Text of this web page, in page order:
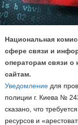
Национальная
сфере связи и
операторам связи о
сайтам.
Уведомление для
полиции г. Киева №
сказано, что
ресурсов и